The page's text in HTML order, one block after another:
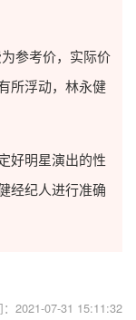
参考价，实际价
所浮动，林永健
明星演出的性
经纪人进行准确
2021-07-31 15:11:32